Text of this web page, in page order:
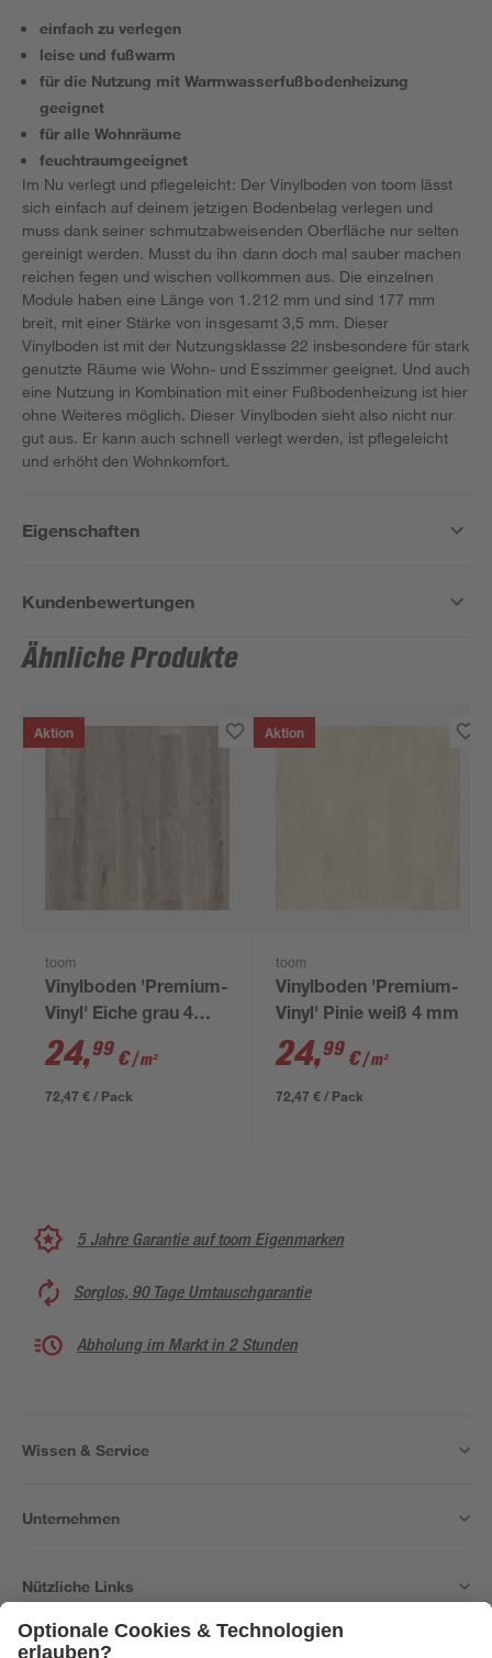
einfach zu verlegen
leise und fußwarm
für die Nutzung mit Warmwasserfußbodenheizung
geeignet
für alle Wohnräume
feuchtraumgeeignet
Im Nu verlegt und pflegeleicht: Der Vinylboden von toom lässt
sich einfach auf deinem jetzigen Bodenbelag verlegen und
muss dank seiner schmutzabweisenden Oberfläche nur selten
gereinigt werden. Musst du ihn dann doch mal sauber machen
reichen fegen und wischen vollkommen aus. Die einzelnen
Module haben eine Länge von 1.212 mm und sind 177 mm
breit, mit einer Stärke von insgesamt 3,5 mm. Dieser
Vinylboden ist mit der Nutzungsklasse 22 insbesondere für stark
genutzte Räume wie Wohn- und Esszimmer geeignet. Und auch
eine Nutzung in Kombination mit einer Fußbodenheizung ist hier
ohne Weiteres möglich. Dieser Vinylboden sieht also nicht nur
gut aus. Er kann auch schnell verlegt werden, ist pflegeleicht
und erhöht den Wohnkomfort.
Eigenschaften
Kundenbewertungen
Ähnliche Produkte
Aktion
toom
Vinylboden 'Premium-
Vinyl' Eiche grau 4
mm
24,99 €/ m²
72,47 € / Pack
Aktion
toom
Vinylboden 'Premium-
Vinyl' Pinie weiß 4 mm
24,99 €/ m²
72,47 € / Pack
5 Jahre Garantie auf toom Eigenmarken
Sorglos, 90 Tage Umtauschgarantie
Abholung im Markt in 2 Stunden
Wissen & Service
Unternehmen
Nützliche Links